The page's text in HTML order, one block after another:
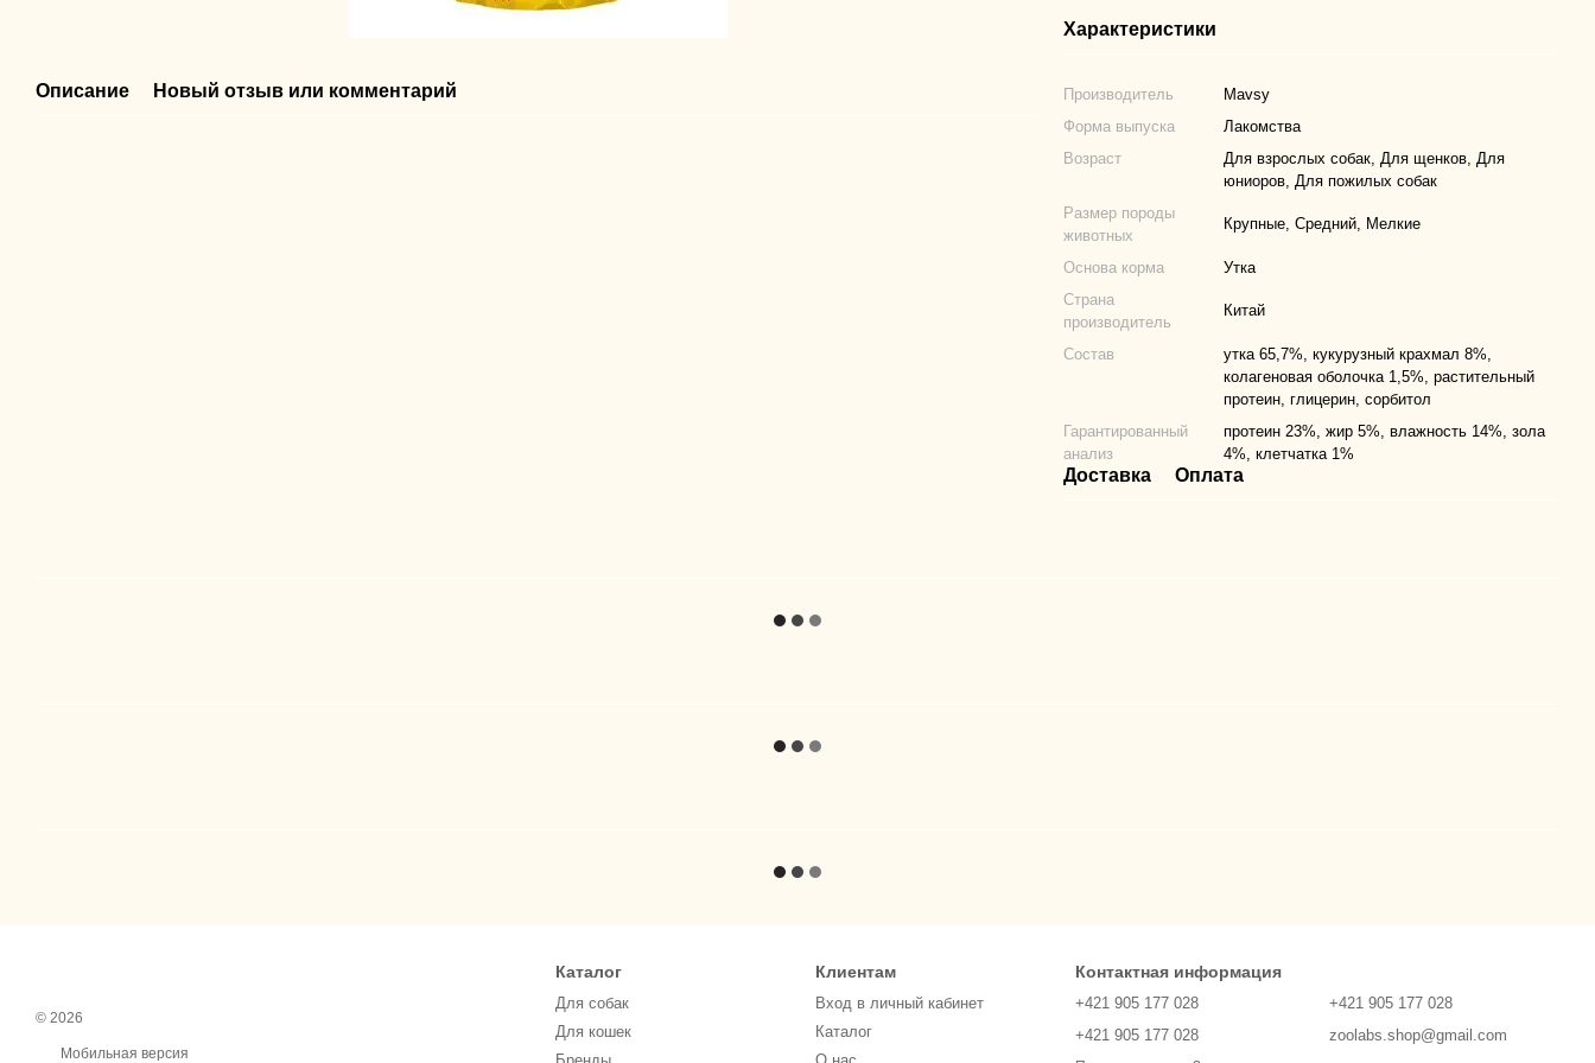
Описание Новый отзыв или комментарий
Характеристики
Производитель
Mavsy
Форма выпуска
Лакомства
Возраст
Для взрослых собак, Для щенков, Для
юниоров, Для пожилых собак
Размер породы
животных
Крупные, Средний, Мелкие
Основа корма
Утка
Страна
производитель
Китай
Состав
утка 65,7%, кукурузный крахмал 8%,
колагеновая оболочка 1,5%, растительный
протеин, глицерин, сорбитол
Гарантированный
анализ
протеин 23%, жир 5%, влажность 14%, зола
4%, клетчатка 1%
Доставка Оплата
© 2026
Мобильная версия
Каталог
Для собак
Для кошек
Клиентам
Вход в личный кабинет
Каталог
Контактная информация
+421 905 177 028
+421 905 177 028
+421 905 177 028
zoolabs.shop@gmail.com